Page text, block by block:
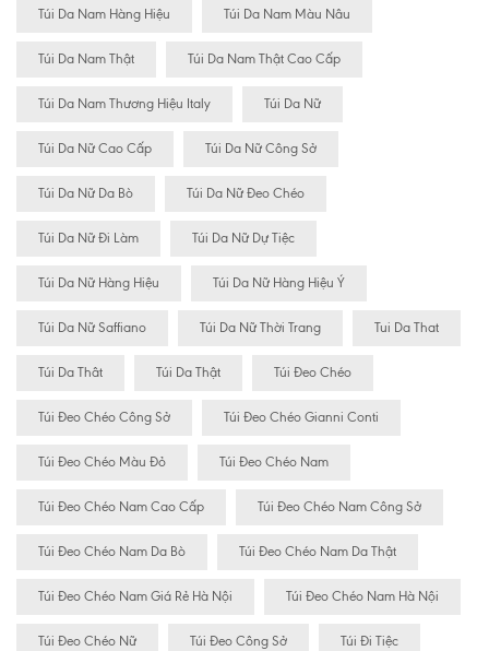
Túi Da Nam Hàng Hiệu Túi Da Nam Màu Nâu
Túi Da Nam Thật Túi Da Nam Thật Cao Cấp
Túi Da Nam Thương Hiệu Italy Túi Da Nữ
Túi Da Nữ Cao Cấp Túi Da Nữ Công Sở
Túi Da Nữ Da Bò Túi Da Nữ Đeo Chéo
Túi Da Nữ Đi Làm Túi Da Nữ Dự Tiệc
Túi Da Nữ Hàng Hiệu Túi Da Nữ Hàng Hiệu Ý
Túi Da Nữ Saffiano Túi Da Nữ Thời Trang Tui Da That
Túi Da Thât Túi Da Thật Túi Đeo Chéo
Túi Đeo Chéo Công Sở Túi Đeo Chéo Gianni Conti
Túi Đeo Chéo Màu Đỏ Túi Đeo Chéo Nam
Túi Đeo Chéo Nam Cao Cấp Túi Đeo Chéo Nam Công Sở
Túi Đeo Chéo Nam Da Bò Túi Đeo Chéo Nam Da Thật
Túi Đeo Chéo Nam Giá Rẻ Hà Nội Túi Đeo Chéo Nam Hà Nội
Túi Đeo Chéo Nữ Túi Đeo Công Sở Túi Đi Tiệc